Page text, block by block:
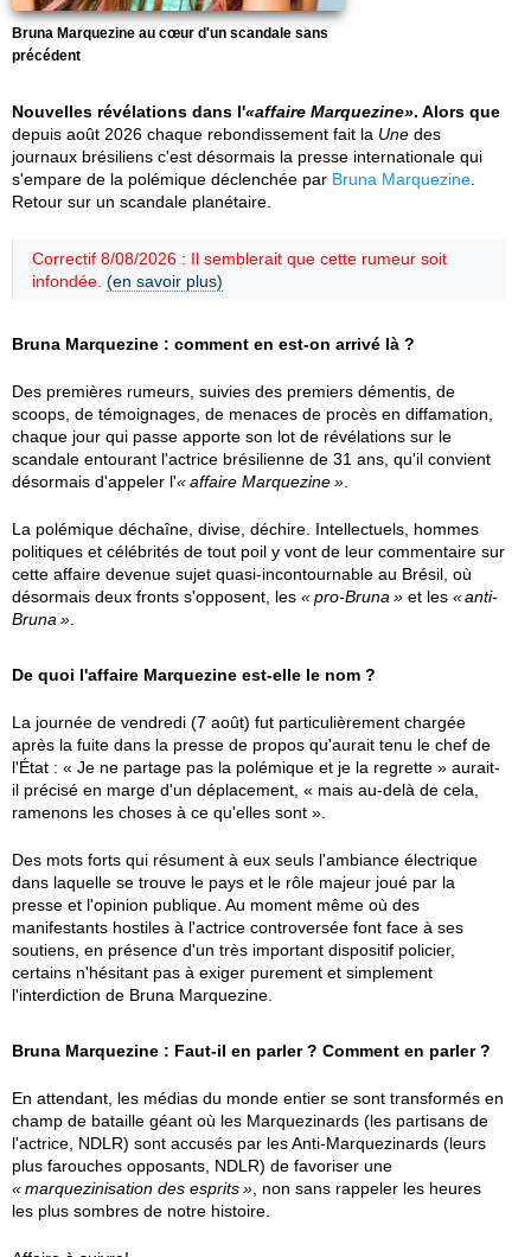
Bruna Marquezine au cœur d'un scandale sans
précédent
Nouvelles révélations dans l' affaire Marquezine . Alors que
depuis août 2026 chaque rebondissement fait la Une des
journaux brésiliens c'est désormais la presse internationale qui
s'empare de la polémique déclenchée par Bruna Marquezine
Retour sur un scandale planétaire.
Correctif 8/08/2026 : Il semblerait que cette rumeur soit
infondée. (en savoir plus)
Bruna Marquezine : comment en est-on arrivé là ?
Des premières rumeurs, suivies des premiers démentis, de
scoops, de témoignages, de menaces de procès en diffamation,
chaque jour qui passe apporte son lot de révélations sur le
scandale entourant l'actrice brésilienne de 31 ans, qu'il convient
désormais d'appeler l'
affaire Marquezine .
La polémique déchaîne, divise, déchire. Intellectuels, hommes
politiques et célébrités de tout poil y vont de leur commentaire sur
cette affaire devenue sujet quasi-incontournable au Brésil, où
désormais deux fronts s'opposent, les
pro-Bruna et les
anti-
Bruna
.
De quoi l'affaire Marquezine est-elle le nom ?
La journée de vendredi (7 août) fut particulièrement chargée
après la fuite dans la presse de propos qu'aurait tenu le chef de
l'État : « Je ne partage pas la polémique et je la regrette » aurait-
il précisé en marge d'un déplacement, « mais au-delà de cela,
ramenons les choses à ce qu'elles sont ».
Des mots forts qui résument à eux seuls l'ambiance électrique
dans laquelle se trouve le pays et le rôle majeur joué par la
presse et l'opinion publique. Au moment même où des
manifestants hostiles à l'actrice controversée font face à ses
soutiens, en présence d'un très important dispositif policier,
certains n'hésitant pas à exiger purement et simplement
l'interdiction de Bruna Marquezine.
Bruna Marquezine : Faut-il en parler ? Comment en parler ?
En attendant, les médias du monde entier se sont transformés en
champ de bataille géant où les Marquezinards (les partisans de
l'actrice, NDLR) sont accusés par les Anti-Marquezinards (leurs
plus farouches opposants, NDLR) de favoriser une
marquezinisation des esprits
, non sans rappeler les heures
les plus sombres de notre histoire.